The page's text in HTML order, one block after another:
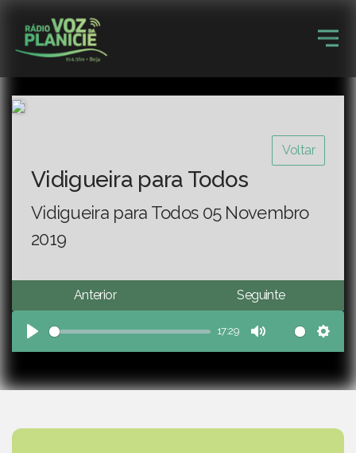
Voltar
Vidigueira para Todos
Vidigueira para Todos 05 Novembro
2019
Anterior Seguinte
Play
17:29
Mute